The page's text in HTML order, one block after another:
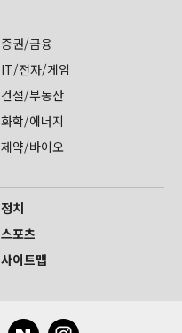
증권/금융
IT/전자/게임
건설/부동산
화학/에너지
제약/바이오
정치
스포츠
사이트맵